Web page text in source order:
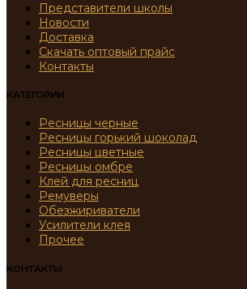
Представители школы
Новости
Доставка
Скачать оптовый прайс
Контакты
КАТЕГОРИИ
Ресницы черные
Ресницы горький шоколад
Ресницы цветные
Ресницы омбре
Клей для ресниц
Ремуверы
Обезжириватели
Усилители клея
Прочее
КОНТАКТЫ